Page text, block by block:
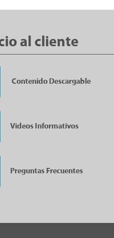
al cliente
Contenido Descargable
Videos Informativos
Preguntas Frecuentes